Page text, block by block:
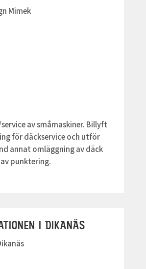
av småmaskiner. Billyft
för däckservice och utför
annat omläggning av däck
punktering.
I DIKANÄS